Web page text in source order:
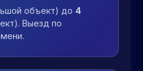
объект) до 4
Выезд по